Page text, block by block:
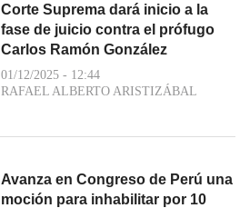
Corte Suprema dará inicio a la
fase de juicio contra el prófugo
Carlos Ramón González
01/12/2025 - 12:44
RAFAEL ALBERTO ARISTIZÁBAL
Avanza en Congreso de Perú una
moción para inhabilitar por 10